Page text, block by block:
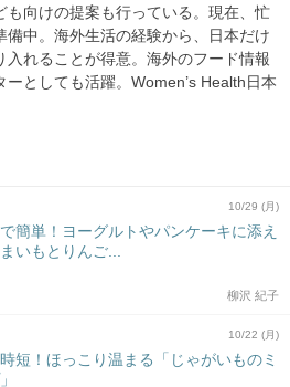
も向けの提案も行っている。現在、忙
備中。海外生活の経験から、日本だけ
入れることが得意。海外のフード情報
としても活躍。Women’s Health日本
10/29 (月)
簡単！ヨーグルトやパンケーキに添え
いもとりんご...
柳沢 紀子
10/22 (月)
短！ほっこり温まる「じゃがいものミ